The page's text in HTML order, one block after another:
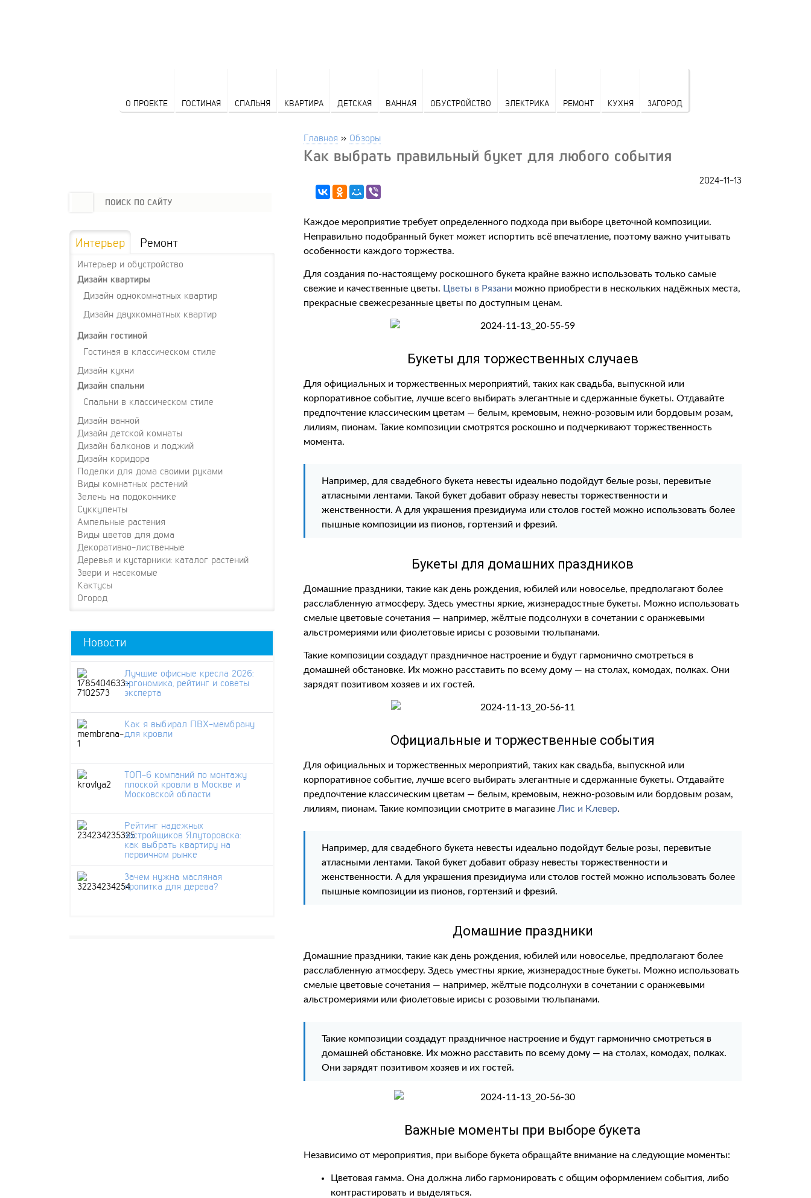
О ПРОЕКТЕ ГОСТИНАЯ СПАЛЬНЯ КВАРТИРА ДЕТСКАЯ ВАННАЯ ОБУСТРОЙСТВО ЭЛЕКТРИКА РЕМОНТ КУХНЯ ЗАГОРОД
Главная » Обзоры
Как выбрать правильный букет для любого события
2024-11-13
Каждое мероприятие требует определенного подхода при выборе цветочной композиции.
Неправильно подобранный букет может испортить всё впечатление, поэтому важно учитывать
особенности каждого торжества.
Для создания по-настоящему роскошного букета крайне важно использовать только самые
свежие и качественные цветы. Цветы в Рязани можно приобрести в нескольких надёжных места,
прекрасные свежесрезанные цветы по доступным ценам.
Букеты для торжественных случаев
Для официальных и торжественных мероприятий, таких как свадьба, выпускной или
корпоративное событие, лучше всего выбирать элегантные и сдержанные букеты. Отдавайте
предпочтение классическим цветам — белым, кремовым, нежно-розовым или бордовым розам,
лилиям, пионам. Такие композиции смотрятся роскошно и подчеркивают торжественность
момента.
Например, для свадебного букета невесты идеально подойдут белые розы, перевитые
атласными лентами. Такой букет добавит образу невесты торжественности и
женственности. А для украшения президиума или столов гостей можно использовать более
пышные композиции из пионов, гортензий и фрезий.
Букеты для домашних праздников
Домашние праздники, такие как день рождения, юбилей или новоселье, предполагают более
расслабленную атмосферу. Здесь уместны яркие, жизнерадостные букеты. Можно использовать
смелые цветовые сочетания — например, жёлтые подсолнухи в сочетании с оранжевыми
альстромериями или фиолетовые ирисы с розовыми тюльпанами.
Такие композиции создадут праздничное настроение и будут гармонично смотреться в
домашней обстановке. Их можно расставить по всему дому — на столах, комодах, полках. Они
зарядят позитивом хозяев и их гостей.
Официальные и торжественные события
Для официальных и торжественных мероприятий, таких как свадьба, выпускной или
корпоративное событие, лучше всего выбирать элегантные и сдержанные букеты. Отдавайте
предпочтение классическим цветам — белым, кремовым, нежно-розовым или бордовым розам,
лилиям, пионам. Такие композиции смотрите в магазине Лис и Клевер.
Например, для свадебного букета невесты идеально подойдут белые розы, перевитые
атласными лентами. Такой букет добавит образу невесты торжественности и
женственности. А для украшения президиума или столов гостей можно использовать более
пышные композиции из пионов, гортензий и фрезий.
Домашние праздники
Домашние праздники, такие как день рождения, юбилей или новоселье, предполагают более
расслабленную атмосферу. Здесь уместны яркие, жизнерадостные букеты. Можно использовать
смелые цветовые сочетания — например, жёлтые подсолнухи в сочетании с оранжевыми
альстромериями или фиолетовые ирисы с розовыми тюльпанами.
Такие композиции создадут праздничное настроение и будут гармонично смотреться в
домашней обстановке. Их можно расставить по всему дому — на столах, комодах, полках.
Они зарядят позитивом хозяев и их гостей.
Важные моменты при выборе букета
Независимо от мероприятия, при выборе букета обращайте внимание на следующие моменты:
Цветовая гамма. Она должна либо гармонировать с общим оформлением события, либо
контрастировать и выделяться.
Интерьер Ремонт
Интерьер и обустройство
Дизайн квартиры
Дизайн однокомнатных квартир
Дизайн двухкомнатных квартир
Дизайн гостиной
Гостиная в классическом стиле
Дизайн кухни
Дизайн спальни
Спальни в классическом стиле
Дизайн ванной
Дизайн детской комнаты
Дизайн балконов и лоджий
Дизайн коридора
Поделки для дома своими руками
Виды комнатных растений
Зелень на подоконнике
Суккуленты
Ампельные растения
Виды цветов для дома
Декоративно-лиственные
Деревья и кустарники: каталог растений
Звери и насекомые
Кактусы
Огород
Новости
Лучшие офисные кресла 2026:
эргономика, рейтинг и советы
эксперта
Как я выбирал ПВХ-мембрану
для кровли
ТОП-6 компаний по монтажу
плоской кровли в Москве и
Московской области
Рейтинг надежных
застройщиков Ялуторовска:
как выбрать квартиру на
первичном рынке
Зачем нужна масляная
пропитка для дерева?